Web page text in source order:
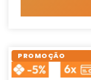
PROMOÇÃO